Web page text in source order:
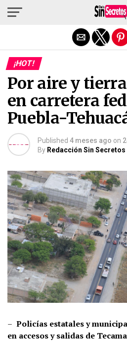
¡HOT!
Por aire y
en carretera
Puebla-
Published 4 meses ago on
By Redacción Sin Secretos
– Policías estatales y
en accesos y salidas de
Salir de la